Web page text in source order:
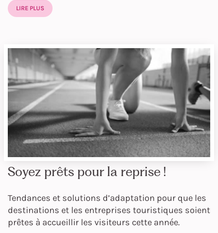
LIRE PLUS
Soyez prêts pour la reprise !
Tendances et solutions d’adaptation pour que les
destinations et les entreprises touristiques soient
prêtes à accueillir les visiteurs cette année.